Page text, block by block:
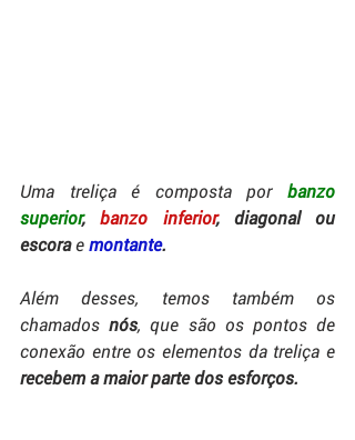
Uma treliça é composta por banzo
superior, banzo inferior, diagonal ou
escora e montante.
Além desses, temos também os
chamados nós, que são os pontos de
recebem a maior parte dos esforços.